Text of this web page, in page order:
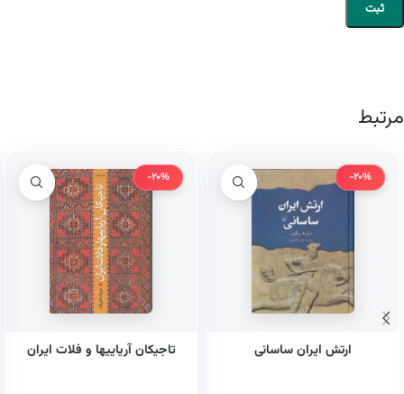
مرتبط
-20%
ارتش ایران ساسانی
-20%
تاجیکان آریاییها و فلات ایران